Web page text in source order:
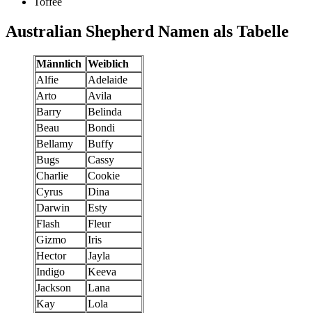
Australian Shepherd Namen als Tabelle
Männlich Weiblich
Alfie
Adelaide
Arto
Avila
Barry
Belinda
Beau
Bondi
Bellamy
Buffy
Bugs
Cassy
Charlie
Cookie
Cyrus
Dina
Darwin
Esty
Flash
Fleur
Gizmo
Iris
Hector
Jayla
Indigo
Keeva
Jackson
Lana
Kay
Lola